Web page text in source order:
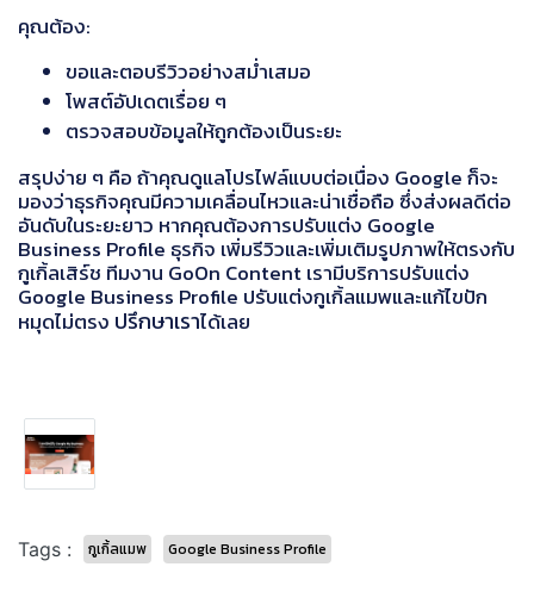
คุณต้อง:
ขอและตอบรีวิวอย่างสม่ำเสมอ
โพสต์อัปเดตเรื่อย ๆ
ตรวจสอบข้อมูลให้ถูกต้องเป็นระยะ
สรุปง่าย ๆ คือ ถ้าคุณดูแลโปรไฟล์แบบต่อเนื่อง Google ก็จะ
มองว่าธุรกิจคุณมีความเคลื่อนไหวและน่าเชื่อถือ ซึ่งส่งผลดีต่อ
อันดับในระยะยาว หากคุณต้องการปรับแต่ง Google
Business Profile ธุรกิจ เพิ่มรีวิวและเพิ่มเติมรูปภาพให้ตรงกับ
กูเกิ้ลเสิร์ช ทีมงาน GoOn Content เรามีบริการปรับแต่ง
Google Business Profile ปรับแต่งกูเกิ้ลแมพและแก้ไขปัก
หมุดไม่ตรง ปรึกษาเราได้เลย
Tags : กูเกิ้ลแมพ Google Business Profile